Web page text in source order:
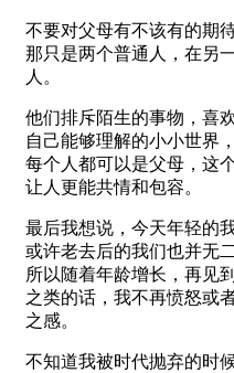
不要对父母有不该有的期待
那只是两个普通人，在另
人。
他们排斥陌生的事物，喜
自己能够理解的小小世界
每个人都可以是父母，这
让人更能共情和包容。
最后我想说，今天年轻的
或许老去后的我们也并无二
所以随着年龄增长，再见
之类的话，我不再愤怒或
之感。
不知道我被时代抛弃的时